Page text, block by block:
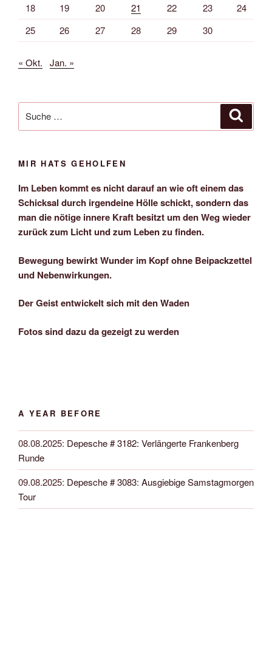
18
19 20 21 22 23
24
25
26 27 28 29 30
« Okt. Jan. »
nach:
MIR HATS GEHOLFEN
Im Leben kommt es nicht darauf an wie oft einem das
Schicksal durch irgendeine Hölle schickt, sondern das
man die nötige innere Kraft besitzt um den Weg wieder
zurück zum Licht und zum Leben zu finden.
Bewegung bewirkt Wunder im Kopf ohne Beipackzettel
und Nebenwirkungen.
Der Geist entwickelt sich mit den Waden
Fotos sind dazu da gezeigt zu werden
A YEAR BEFORE
08.08.2025: Depesche # 3182: Verlängerte Frankenberg
Runde
09.08.2025: Depesche # 3083: Ausgiebige Samstagmorgen
Tour